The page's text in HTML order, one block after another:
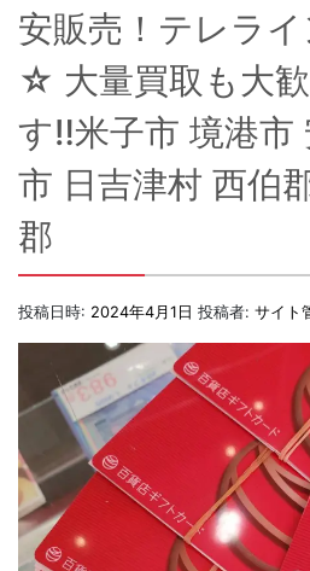
安販売！テレラ
☆ 大量買取も大
す‼米子市 境港市
市 日吉津村 西伯
郡
投稿日時: 2024年4月1日 投稿者: サイト